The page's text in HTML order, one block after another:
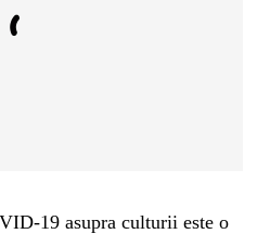
19 asupra culturii este o